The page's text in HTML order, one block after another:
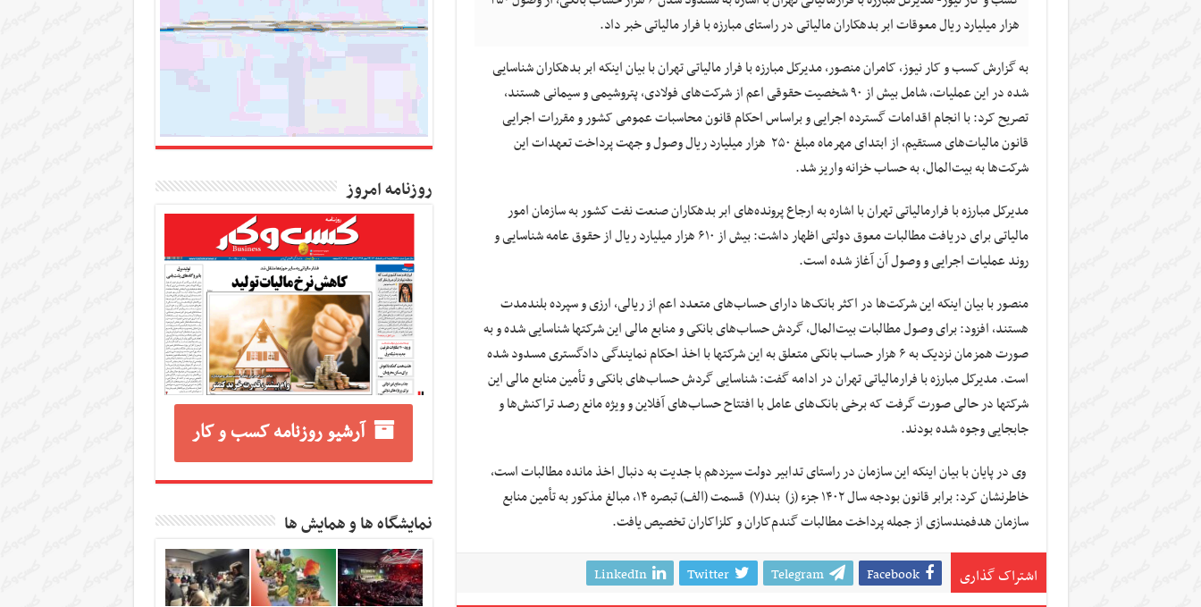
هزار میلیارد ریال معوقات ابر بدهکاران مالیاتی در راستای مبارزه با فرار مالیاتی خبر داد.
به گزارش کسب و کار نیوز، کامران منصور، مدیرکل مبارزه با فرار مالیاتی تهران با بیان اینکه ابر بدهکاران شناسایی
شده در این عملیات، شامل بیش از ۹۰ شخصیت حقوقی اعم از شرکت‌های فولادی، پتروشیمی و سیمانی هستند،
تصریح کرد: با انجام اقدامات گسترده اجرایی و براساس احکام قانون محاسبات عمومی کشور و مقررات اجرایی
قانون مالیات‌های مستقیم، از ابتدای مهرماه مبلغ ۲۵۰ هزار میلیارد ریال وصول و جهت پرداخت تعهدات این
شرکت‌ها به بیت‌المال، به حساب خزانه واریز شد.
مدیرکل مبارزه با فرارمالیاتی تهران با اشاره به ارجاع پرونده‌های ابر بدهکاران صنعت نفت کشور به سازمان امور
مالیاتی برای دریافت مطالبات معوق دولتی اظهار داشت: بیش از ۶۱۰ هزار میلیارد ریال از حقوق عامه شناسایی و
روند عملیات اجرایی و وصول آن آغاز شده است.
منصور با بیان اینکه این شرکت‌ها در اکثر بانک‌ها دارای حساب‌های متعدد اعم از ریالی، ارزی و سپرده بلندمدت
هستند، افزود: برای وصول مطالبات بیت‌المال، گردش حساب‌های بانکی و منابع مالی این شرکتها شناسایی شده و به
صورت همزمان نزدیک به ۶ هزار حساب بانکی متعلق به این شرکتها با اخذ احکام نمایندگی دادگستری مسدود شده
است. مدیرکل مبارزه با فرارمالیاتی تهران در ادامه گفت: شناسایی گردش حساب‌های بانکی و تأمین منابع مالی این
شرکتها در حالی صورت گرفت که برخی بانک‌های عامل با افتتاح حساب‌های آفلاین و ویژه مانع رصد تراکنش‌ها و
جابجایی وجوه شده‌ بودند.
وی در پایان با بیان اینکه این سازمان در راستای تدابیر دولت سیزدهم با جدیت به دنبال اخذ مانده مطالبات است،
خاطرنشان کرد: برابر قانون بودجه سال ۱۴۰۲ جزء (ز) بند(۷) قسمت (الف) تبصره ۱۴، مبالغ مذکور به تأمین منابع
سازمان هدفمندسازی از جمله پرداخت مطالبات گندم‌کاران و کلزاکاران تخصیص یافت.
اشتراک گذاری Facebook
Telegram
Twitter
LinkedIn
روزنامه امروز
آرشیو روزنامه کسب و کار
نمایشگاه ها و همایش ها